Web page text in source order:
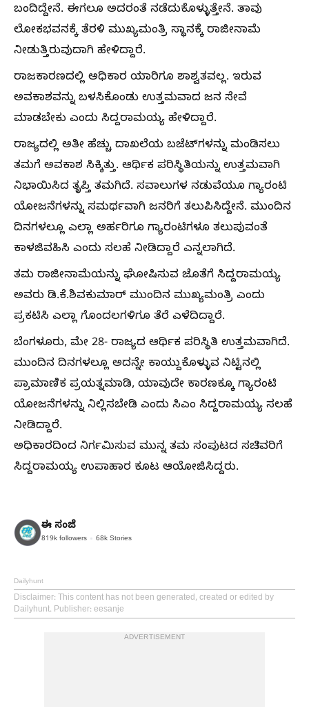
ಬಂದಿದ್ದೇನೆ. ಈಗಲೂ ಅದರಂತೆ ನಡೆದುಕೊಳ್ಳುತ್ತೇನೆ. ತಾವು
ಲೋಕಭವನಕ್ಕೆ ತೆರಳಿ ಮುಖ್ಯಮಂತ್ರಿ ಸ್ಥಾನಕ್ಕೆ ರಾಜೀನಾಮೆ
ನೀಡುತ್ತಿರುವುದಾಗಿ ಹೇಳಿದ್ದಾರೆ.
ರಾಜಕಾರಣದಲ್ಲಿ ಅಧಿಕಾರ ಯಾರಿಗೂ ಶಾಶ್ವತವಲ್ಲ. ಇರುವ
ಅವಕಾಶವನ್ನು ಬಳಸಿಕೊಂಡು ಉತ್ತಮವಾದ ಜನ ಸೇವೆ
ಮಾಡಬೇಕು ಎಂದು ಸಿದ್ದರಾಮಯ್ಯ ಹೇಳಿದ್ದಾರೆ.
ರಾಜ್ಯದಲ್ಲಿ ಅತೀ ಹೆಚ್ಚು ದಾಖಲೆಯ ಬಜೆಟ್‌ಗಳನ್ನು ಮಂಡಿಸಲು
ತಮಗೆ ಅವಕಾಶ ಸಿಕ್ಕಿತ್ತು. ಆರ್ಥಿಕ ಪರಿಸ್ಥಿತಿಯನ್ನು ಉತ್ತಮವಾಗಿ
ನಿಭಾಯಿಸಿದ ತೃಪ್ತಿ ತಮಗಿದೆ. ಸವಾಲುಗಳ ನಡುವೆಯೂ ಗ್ಯಾರಂಟಿ
ಯೋಜನೆಗಳನ್ನು ಸಮರ್ಥವಾಗಿ ಜನರಿಗೆ ತಲುಪಿಸಿದ್ದೇನೆ. ಮುಂದಿನ
ದಿನಗಳಲ್ಲೂ ಎಲ್ಲಾ ಅರ್ಹರಿಗೂ ಗ್ಯಾರಂಟಿಗಳೂ ತಲುಪುವಂತೆ
ಕಾಳಜಿವಹಿಸಿ ಎಂದು ಸಲಹೆ ನೀಡಿದ್ದಾರೆ ಎನ್ನಲಾಗಿದೆ.
ತಮ ರಾಜೀನಾಮೆಯನ್ನು ಘೋಷಿಸುವ ಜೊತೆಗೆ ಸಿದ್ದರಾಮಯ್ಯ
ಅವರು ಡಿ.ಕೆ.ಶಿವಕುಮಾರ್‌ ಮುಂದಿನ ಮುಖ್ಯಮಂತ್ರಿ ಎಂದು
ಪ್ರಕಟಿಸಿ ಎಲ್ಲಾ ಗೊಂದಲಗಳಿಗೂ ತೆರೆ ಎಳೆದಿದ್ದಾರೆ.
ಬೆಂಗಳೂರು, ಮೇ 28- ರಾಜ್ಯದ ಆರ್ಥಿಕ ಪರಿಸ್ಥಿತಿ ಉತ್ತಮವಾಗಿದೆ.
ಮುಂದಿನ ದಿನಗಳಲ್ಲೂ ಅದನ್ನೇ ಕಾಯ್ದುಕೊಳ್ಳುವ ನಿಟ್ಟಿನಲ್ಲಿ
ಪ್ರಾಮಾಣಿಕ ಪ್ರಯತ್ನಮಾಡಿ, ಯಾವುದೇ ಕಾರಣಕ್ಕೂ ಗ್ಯಾರಂಟಿ
ಯೋಜನೆಗಳನ್ನು ನಿಲ್ಲಿಸಬೇಡಿ ಎಂದು ಸಿಎಂ ಸಿದ್ದರಾಮಯ್ಯ ಸಲಹೆ
ನೀಡಿದ್ದಾರೆ.
ಅಧಿಕಾರದಿಂದ ನಿರ್ಗಮಿಸುವ ಮುನ್ನ ತಮ ಸಂಪುಟದ ಸಚಿವರಿಗೆ
ಸಿದ್ದರಾಮಯ್ಯ ಉಪಾಹಾರ ಕೂಟ ಆಯೋಜಿಸಿದ್ದರು.
ಈ ಸಂಜೆ
819k followers 68k Stories
Dailyhunt
Disclaimer: This content has not been generated, created or edited by
Dailyhunt. Publisher: eesanje
ADVERTISEMENT